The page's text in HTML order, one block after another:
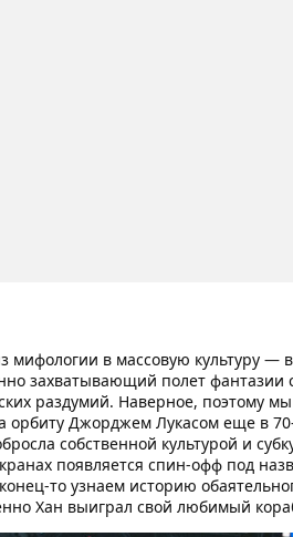
мифологии в массовую культуру
захватывающий полет
раздумий. Наверное, поэтому
Джорджем Лукасом еще в
собственной культурой и
появляется спин-офф под
то узнаем историю
Хан выиграл свой любимый